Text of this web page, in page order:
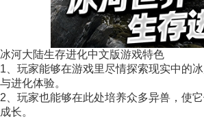
冰河大陆生存进化中文版游戏特色
1、玩家能够在游戏里尽情探索现实中的
与进化体验。
2、玩家也能够在此处培养众多异兽，使
成长。